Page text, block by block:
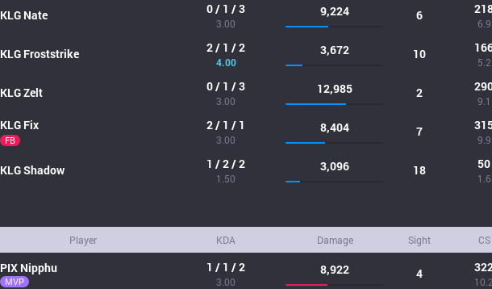
KLG Nate 0 / 1 / 3
3.00
9,224 6
6.9
KLG Froststrike 2 / 1 / 2
4.00
3,672 10
5.2
KLGZelt 0 / 1 / 3
3.00
12,985 2
9.1
KLG Fix
FB
2 / 1 / 1
3.00
8,404 7
9.9
KLGShadow 1 / 2 / 2
1.50
3,096 18 50
1.6
Player KDA Damage Sight CS
PIX Nipphu
MVP
1 / 1 / 2
3.00
8,922 4
10.2